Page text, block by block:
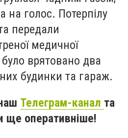
на голос. Потерпілу
передали
медичної
врятовано два
будинки та гараж.
Телеграм-канал та
ще оперативніше!